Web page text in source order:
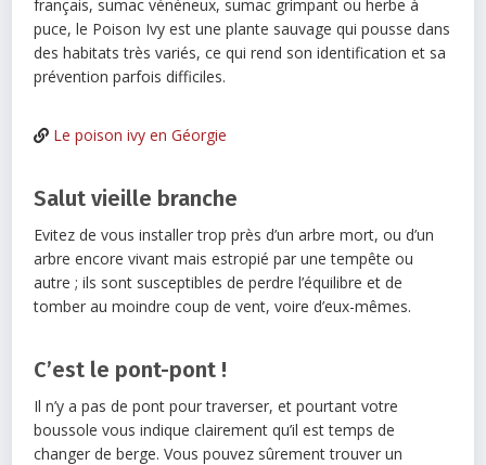
français, sumac vénéneux, sumac grimpant ou herbe à
puce, le Poison Ivy est une plante sauvage qui pousse dans
des habitats très variés, ce qui rend son identification et sa
prévention parfois difficiles.
Le poison ivy en Géorgie
Salut vieille branche
Evitez de vous installer trop près d’un arbre mort, ou d’un
arbre encore vivant mais estropié par une tempête ou
autre ; ils sont susceptibles de perdre l’équilibre et de
tomber au moindre coup de vent, voire d’eux-mêmes.
C’est le pont-pont !
Il n’y a pas de pont pour traverser, et pourtant votre
boussole vous indique clairement qu’il est temps de
changer de berge. Vous pouvez sûrement trouver un